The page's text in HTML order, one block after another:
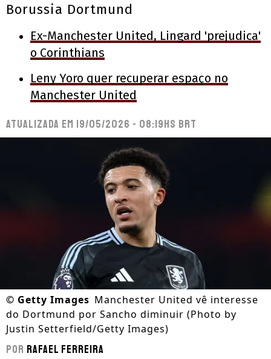
Borussia Dortmund
Ex-Manchester United, Lingard 'prejudica'
o Corinthians
Leny Yoro quer recuperar espaço no
Manchester United
Atualizada em 19/05/2026 - 08:19hs BRT
© Getty Images Manchester United vê interesse
do Dortmund por Sancho diminuir (Photo by
Justin Setterfield/Getty Images)
Por Rafael Ferreira